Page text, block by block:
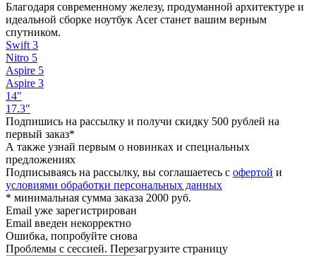
Благодаря современному железу, продуманной архитектуре и
идеальной сборке ноутбук Acer станет вашим верным
спутником.
Swift 3
Nitro 5
Aspire 5
Aspire 3
14"
17.3"
Подпишись на рассылку и получи скидку 500 рублей на
первый заказ*
А также узнай первым о новинках и специальных
предложениях
Подписываясь на рассылку, вы соглашаетесь с офертой и
условиями обработки персональных данных
* минимальная сумма заказа 2000 руб.
Email уже зарегистрирован
Email введен некорректно
Ошибка, попробуйте снова
Проблемы с сессией. Перезагрузите страницу